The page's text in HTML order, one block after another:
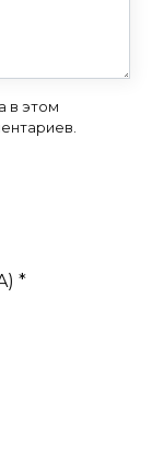
в этом
*